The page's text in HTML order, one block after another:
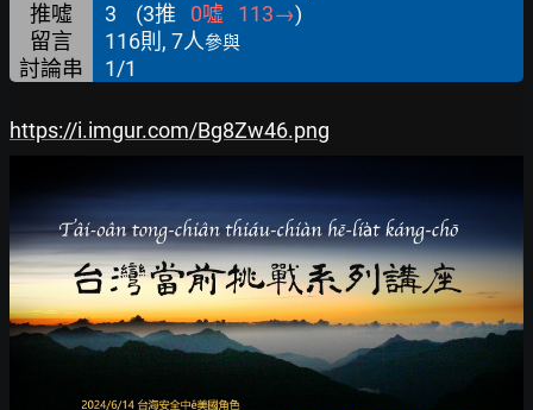
推噓 3 (3推 0噓 113→)
留言
116則, 7人參與
討論串 1/1
https://i.imgur.com/Bg8Zw46.png